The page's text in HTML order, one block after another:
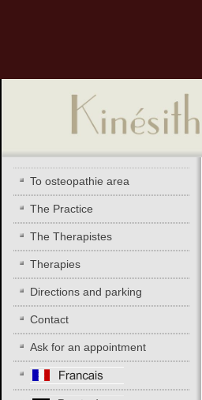
To osteopathie area
The Practice
The Therapistes
Therapies
Directions and parking
Contact
Ask for an appointment